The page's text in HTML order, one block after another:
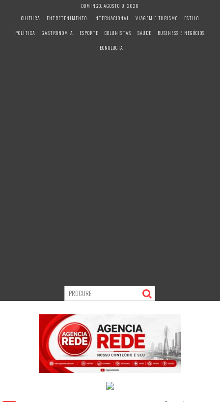
DOMINGO, AGOSTO 9, 2026
CULTURA
ENTRETENIMENTO INTERNACIONAL VIAGEM E TURISMO
ESTILO
POLÍTICA
GASTRONOMIA ESPORTE COLUNISTAS SAÚDE
BUSINESS E NEGÓCIOS
TECNOLOGIA